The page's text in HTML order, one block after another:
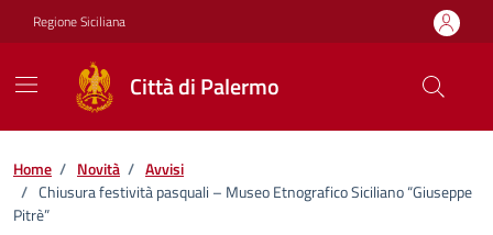
Vai ai contenuti
Vai al footer
Regione Siciliana
Città di Palermo
Home / Novità / Avvisi
/ Chiusura festività pasquali – Museo Etnografico Siciliano “Giuseppe
Pitrè”